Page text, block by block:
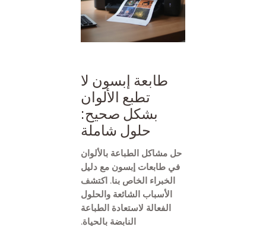
طابعة إبسون لا
تطبع الألوان
بشكل صحيح:
حلول شاملة
حل مشاكل الطباعة بالألوان
في طابعات إبسون مع دليل
الخبراء الخاص بنا. اكتشف
الأسباب الشائعة والحلول
الفعالة لاستعادة الطباعة
النابضة بالحياة.